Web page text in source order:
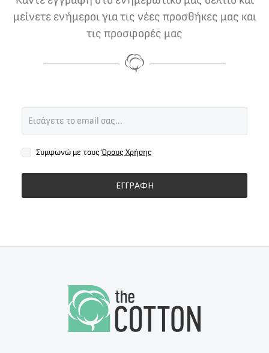
μείνετε ενήμεροι για τις νέες προσθήκες μας και
τις προσφορές μας
Συμφωνώ με τους Όρους Χρήσης
ΕΓΓΡΑΦΗ